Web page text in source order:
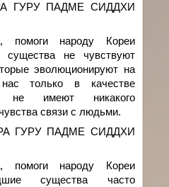
ГУРУ ПАДМЕ СИДДХИ
помоги народу Кореи
не чувствуют
эволюционируют на
только в качестве
не имеют никакого
связи с людьми.
ГУРУ ПАДМЕ СИДДХИ
помоги народу Кореи
существа часто